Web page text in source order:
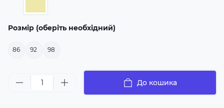
Розмір (оберіть необхідний)
86 92 98
До кошика